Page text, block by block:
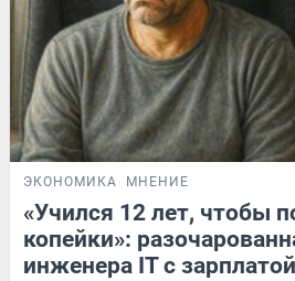
ЭКОНОМИКА МНЕНИЕ
«Учился 12 лет, чтобы
копейки»:
инженера IT с